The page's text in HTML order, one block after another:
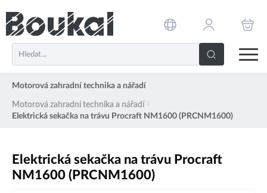
Motorová zahradní technika a nářadí
Motorová zahradní technika a nářadí
Elektrická sekačka na trávu Procraft NM1600 (PRCNM1600)
Elektrická sekačka na trávu Procraft
NM1600 (PRCNM1600)